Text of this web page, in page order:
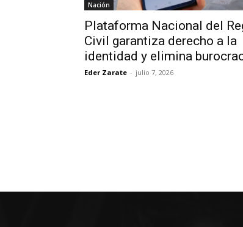
Nación
Plataforma Nacional del
Civil garantiza derecho a la
identidad y elimina
Eder Zarate - julio 7, 2026